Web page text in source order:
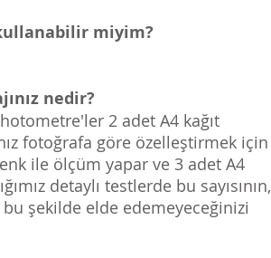
miyim?
nedir?
2 adet A4 kağıt
fotoğrafa göre özelleştirmek için
ile ölçüm yapar ve 3 adet A4
detaylı testlerde bu sayısının,
bu şekilde elde edemeyeceğinizi